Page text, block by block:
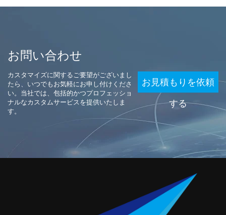
お問い合わせ
カスタマイズに関するご要望がございまし
たら、いつでもお気軽にお申し付けくださ
い。当社では、包括的かつプロフェッショ
ナルなカスタムサービスを提供いたしま
す。
お見積もりを依頼
する